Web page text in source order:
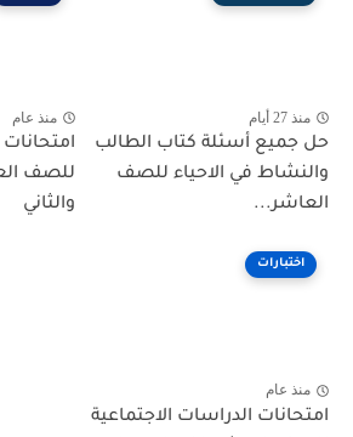
منذ 27 أيام
حل جميع أسئلة كتاب الطالب
والنشاط في الاحياء للصف
العاشر...
منذ عام
امتحانات
للصف
والثاني
اختبارات
منذ عام
امتحانات الدراسات الاجتماعية